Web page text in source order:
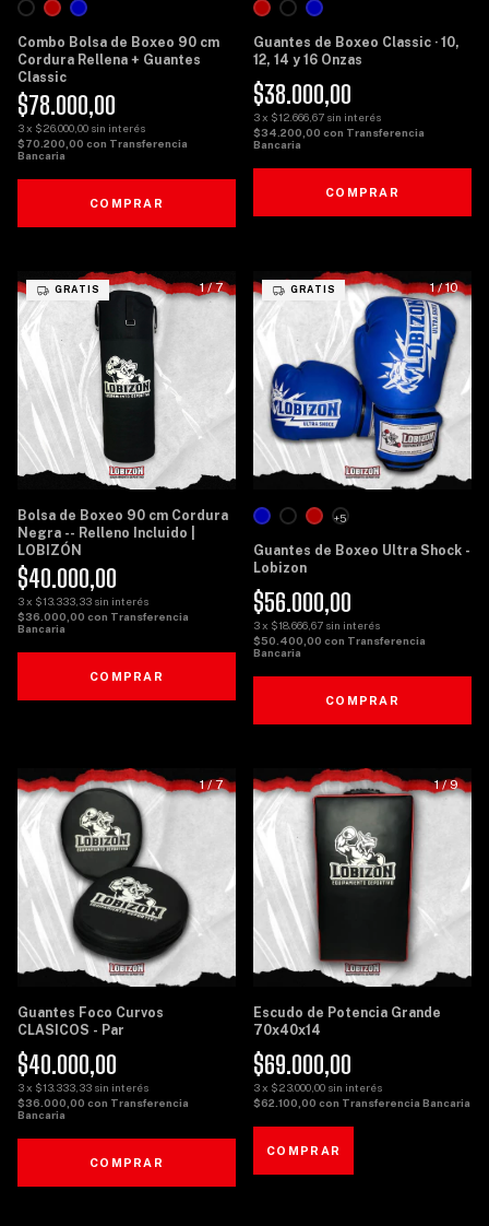
Combo Bolsa de Boxeo 90 cm
Cordura Rellena + Guantes
Classic
$78.000,00
3x $26.000,00 sin interés
$70.200,00 con Transferencia
Bancaria
COMPRAR
Guantes de Boxeo Classic · 10,
12, 14 y 16 Onzas
$38.000,00
3x $12.666,67 sin interés
$34.200,00 con Transferencia
Bancaria
COMPRAR
1/7
GRATIS
Bolsa de Boxeo 90 cm Cordura
Negra -- Relleno Incluido |
LOBIZÓN
$40.000,00
3x $13.333,33 sin interés
$36.000,00 con Transferencia
Bancaria
COMPRAR
1/10
GRATIS
Guantes de Boxeo Ultra Shock -
Lobizon
$56.000,00
3x $18.666,67 sin interés
$50.400,00 con Transferencia
Bancaria
+5
COMPRAR
1/7
Guantes Foco Curvos
CLASICOS - Par
$40.000,00
3x $13.333,33 sin interés
$36.000,00 con Transferencia
Bancaria
COMPRAR
1/9
Escudo de Potencia Grande
70x40x14
$69.000,00
3x $23.000,00 sin interés
$62.100,00 con Transferencia Bancaria